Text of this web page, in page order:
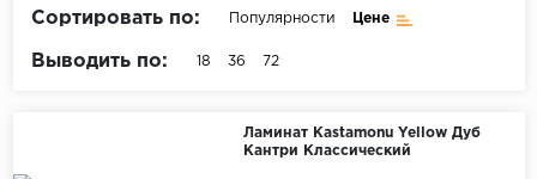
34 класс
10мм
Виниловый пол (SPC/ПВХ)
Сортировать по: Популярности Цене
Выводить по: 18 36 72
Ламинат Kastamonu Yellow Дуб
Кантри Классический